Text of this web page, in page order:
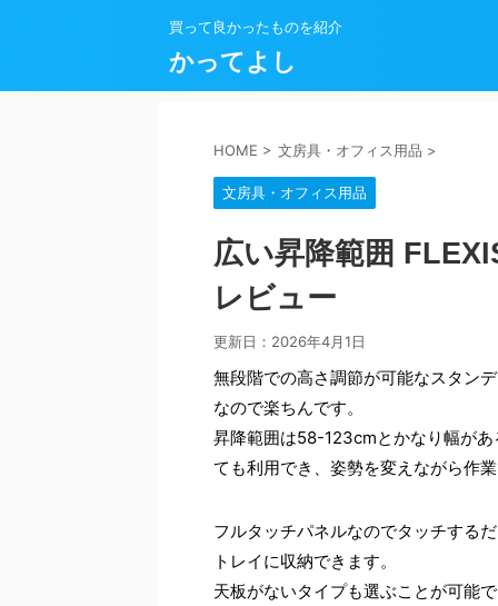
買って良かったものを紹介
かってよし
HOME > 文房具・オフィス用品 >
文房具・オフィス用品
広い昇降範囲
レビュー
更新日： 2026年4月1日
無段階での高さ調節が可能なスタン
なので楽ちんです。
昇降範囲は58-123cmとかなり幅が
ても利用でき、姿勢を変えながら作
フルタッチパネルなのでタッチする
トレイに収納できます。
天板がないタイプも選ぶことが可能